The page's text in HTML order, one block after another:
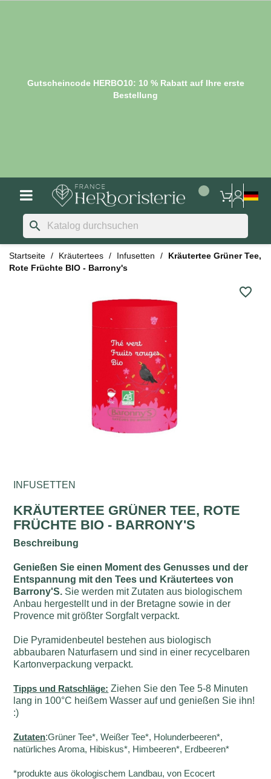
Gutscheincode HERBO10: 10 % Rabatt auf Ihre erste
Bestellung
search
Startseite Kräutertees Infusetten
Kräutertee Grüner Tee,
Rote Früchte BIO - Barrony's
favorite_border
INFUSETTEN
KRÄUTERTEE GRÜNER TEE, ROTE
FRÜCHTE BIO - BARRONY'S
Beschreibung
Genießen Sie einen Moment des Genusses und der
Entspannung mit den Tees und Kräutertees von
Barrony'S. Sie werden mit Zutaten aus biologischem
Anbau hergestellt und in der Bretagne sowie in der
Provence mit größter Sorgfalt verpackt.
Die Pyramidenbeutel bestehen aus biologisch
abbaubaren Naturfasern und sind in einer recycelbaren
Kartonverpackung verpackt.
Tipps und Ratschläge: Ziehen Sie den Tee 5-8 Minuten
lang in 100°C heißem Wasser auf und genießen Sie ihn!
:)
Zutaten:Grüner Tee*, Weißer Tee*, Holunderbeeren*,
natürliches Aroma, Hibiskus*, Himbeeren*, Erdbeeren*
*produkte aus ökologischem Landbau, von Ecocert